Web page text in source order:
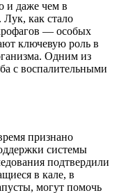
и даже чем в
как стало
— особых
ключевую роль в
Одним из
с воспалительными
признано
системы
подтвердили
в кале, в
могут помочь